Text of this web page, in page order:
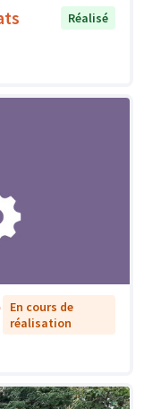
Réalisé
En cours de
réalisation